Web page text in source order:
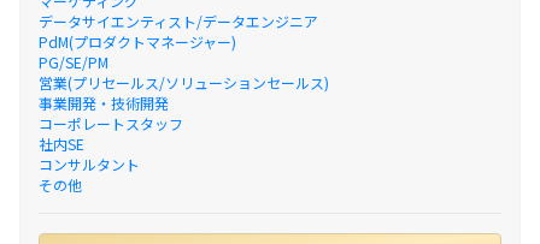
データサイエンティスト/データエンジニア
PdM(プロダクトマネージャー)
PG/SE/PM
営業(プリセールス/ソリューションセールス)
事業開発・技術開発
コーポレートスタッフ
社内SE
コンサルタント
その他